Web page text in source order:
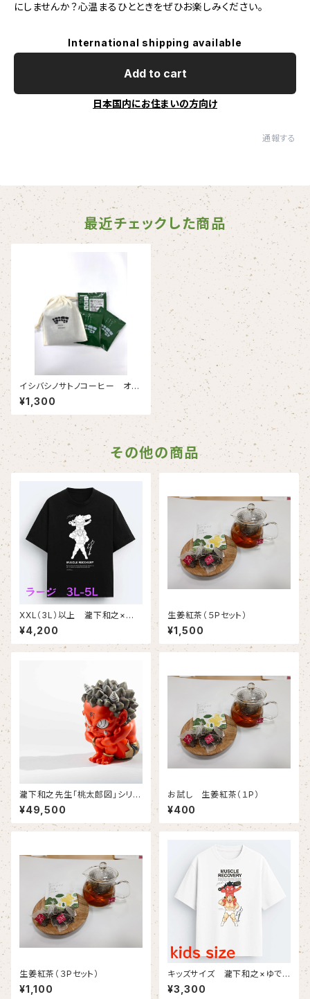
にしませんか？心温まるひとときをぜひお楽しみください。
International shipping available
Add to cart
日本国内にお住まいの方向け
通報する
最近チェックした商品
イシバシノサトノコーヒー オリ
ジナル巾着付き（３個入り）ー送
料込ー
¥1,300
その他の商品
XXL（3L）以上 瀧下和之×ゆ
でたまごコラボチャリティTシャ
ツ（黒生地にモノクロプリント）
¥4,200
生姜紅茶（５Pセット）
¥1,500
瀧下和之先生「桃太郎図」シリー
ズ 額に「肉」の赤鬼フィギュ
ア 美里町豪雨災害チャリティ
第３弾！（4月発送）
¥49,500
お試し 生姜紅茶（１P）
¥400
生姜紅茶（３Pセット）
¥1,100
キッズサイズ 瀧下和之×ゆでた
まごコラボチャリティTシャツ（白
生地にフルカラープリント）
¥3,300